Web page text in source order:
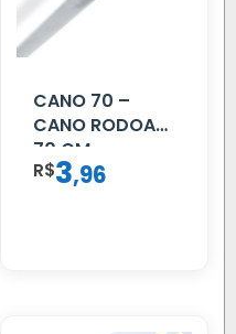
CANO 70 –
CANO RODOAR
70 CM
R$3,96